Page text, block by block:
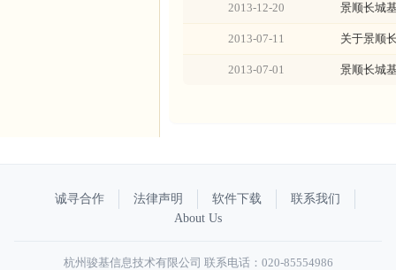
2013-12-20 景顺长城
2013-07-11 关于景顺
2013-07-01 景顺长城
诚寻合作 法律声明 软件下载
联系我们
About Us
杭州骏基信息技术有限公司 联系电话：020-85554986